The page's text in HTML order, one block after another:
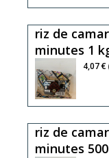
riz de
minutes 1
4,07 €
riz de
minutes